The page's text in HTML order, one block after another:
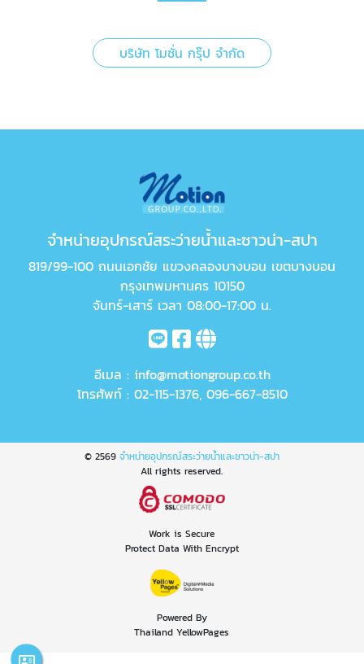
บริษัท โมชั่น กรุ๊ป จำกัด
จำหน่ายอุปกรณ์สระว่ายน้ำและซาวน่า-สปา
819/99-100 ถนนเอกชัย แขวงคลองบางบอน เขตบางบอน
กรุงเทพมหานคร 10150
จันทร์-เสาร์ เวลา 08:00-17:00 น.
อีเมล : info@motiongroup.co.th
โทรศัพท์ : 02-115-1376, 096-667-8510
© 2569 จำหน่ายอุปกรณ์สระว่ายน้ำและซาวน่า-สปา
All rights reserved.
Work is Secure
Protect Data With Encrypt
Powered By
Thailand YellowPages